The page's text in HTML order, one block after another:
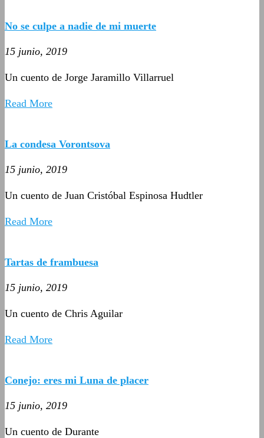
No se culpe a nadie de mi muerte
15 junio, 2019
Un cuento de Jorge Jaramillo Villarruel
Read More
La condesa Vorontsova
15 junio, 2019
Un cuento de Juan Cristóbal Espinosa Hudtler
Read More
Tartas de frambuesa
15 junio, 2019
Un cuento de Chris Aguilar
Read More
Conejo: eres mi Luna de placer
15 junio, 2019
Un cuento de Durante